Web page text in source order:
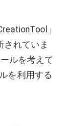
」
されていま
ルを考えて
を利用する